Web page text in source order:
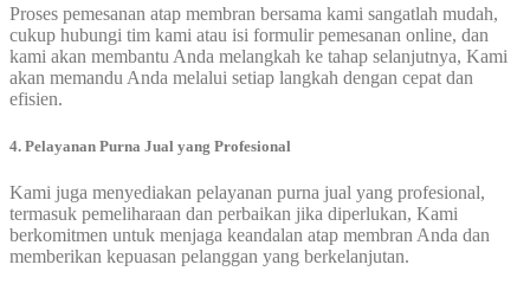
Proses pemesanan atap membran bersama kami sangatlah mudah,
cukup hubungi tim kami atau isi formulir pemesanan online, dan
kami akan membantu Anda melangkah ke tahap selanjutnya, Kami
akan memandu Anda melalui setiap langkah dengan cepat dan
efisien.
4. Pelayanan Purna Jual yang Profesional
Kami juga menyediakan pelayanan purna jual yang profesional,
termasuk pemeliharaan dan perbaikan jika diperlukan, Kami
berkomitmen untuk menjaga keandalan atap membran Anda dan
memberikan kepuasan pelanggan yang berkelanjutan.